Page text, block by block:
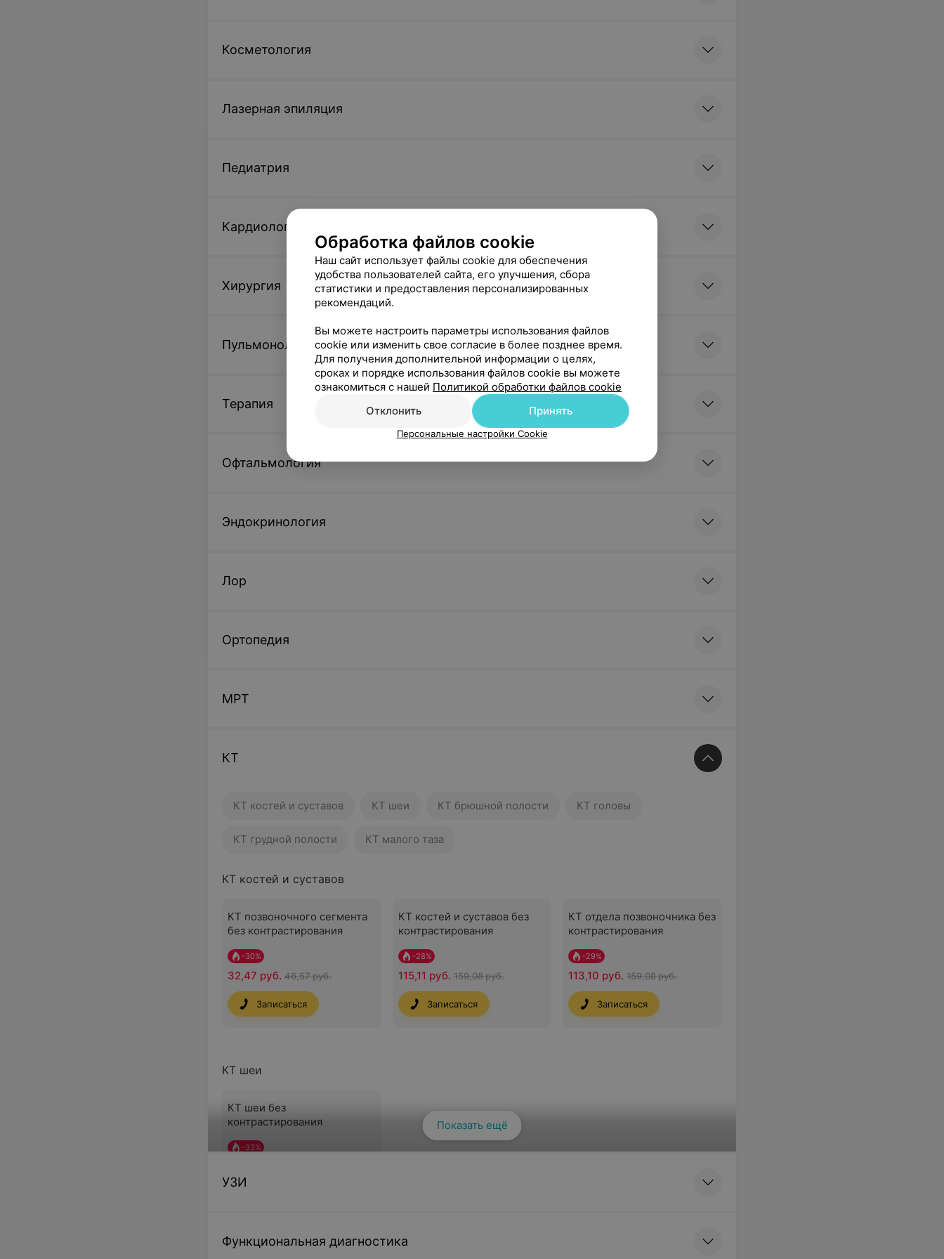
Косметология
Лазерная эпиляция
Педиатрия
Кардиология
Хирургия
Пульмонология
Терапия
Офтальмология
Эндокринология
Лор
Ортопедия
МРТ
КТ
КТ костей и суставов КТ шеи КТ брюшной полости КТ головы
КТ грудной полости КТ малого таза
КТ костей и суставов
КТ позвоночного сегмента
без контрастирования
-30%
32,47 руб. 46,57 руб.
Записаться
КТ костей и суставов без
контрастирования
-28%
115,11 руб. 159,08 руб.
Записаться
КТ отдела позвоночника без
контрастирования
-29%
113,10 руб. 159,08 руб.
Записаться
КТ шеи
КТ шеи без
контрастирования
-33%
Показать ещё
УЗИ
Функциональная диагностика
Обработка файлов cookie
Наш сайт использует файлы cookie для обеспечения
удобства пользователей сайта, его улучшения, сбора
статистики и предоставления персонализированных
рекомендаций.
Вы можете настроить параметры использования файлов
cookie или изменить свое согласие в более позднее время.
Для получения дополнительной информации о целях,
сроках и порядке использования файлов cookie вы можете
ознакомиться с нашей Политикой обработки файлов cookie
Отклонить
Принять
Персональные настройки Cookie